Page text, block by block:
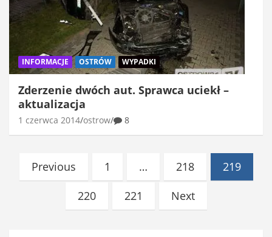
INFORMACJE OSTRÓW WYPADKI
Zderzenie dwóch aut. Sprawca uciekł –
aktualizacja
1 czerwca 2014 ostrow 8
Stronicowanie
wpisów
Previous 1 … 218
219
220
221 Next